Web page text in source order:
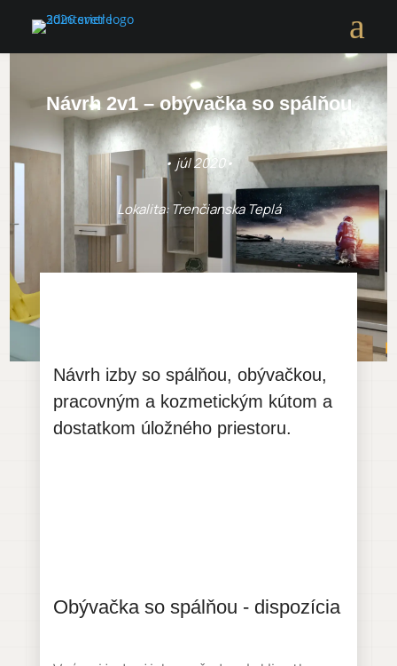
a
Návrh 2v1 – obývačka so spálňou
• júl 2020•
Lokalita: Trenčianska Teplá
Návrh izby so spálňou, obývačkou,
pracovným a kozmetickým kútom a
dostatkom úložného priestoru.
Obývačka so spálňou - dispozícia